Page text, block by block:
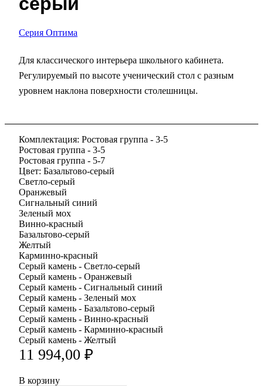
Серия Оптима
Для классического интерьера школьного кабинета.
Регулируемый по высоте ученический стол с разным
уровнем наклона поверхности столешницы.
Комплектация: Ростовая группа - 3-5
Ростовая группа - 3-5
Ростовая группа - 5-7
Цвет: Базальтово-серый
Светло-серый
Оранжевый
Сигнальный синий
Зеленый мох
Винно-красный
Базальтово-серый
Желтый
Карминно-красный
Серый камень - Светло-серый
Серый камень - Оранжевый
Серый камень - Сигнальный синий
Серый камень - Зеленый мох
Серый камень - Базальтово-серый
Серый камень - Винно-красный
Серый камень - Карминно-красный
Серый камень - Желтый
11 994,00 ₽
В корзину